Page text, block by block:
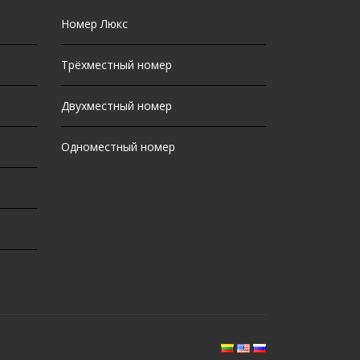
Номер Люкс
Трёхместный номер
Двухместный номер
Одноместный номер